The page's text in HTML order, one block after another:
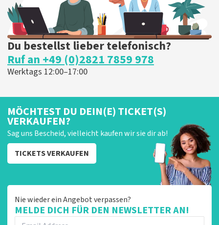
Du bestellst lieber telefonisch?
Ruf an +49 (0)2821 7859 978
Werktags 12:00–17:00
MÖCHTEST DU DEIN(E) TICKET(S)
VERKAUFEN?
Sag uns Bescheid, vielleicht kaufen wir sie dir ab!
TICKETS VERKAUFEN
Nie wieder ein Angebot verpassen?
MELDE DICH FÜR DEN NEWSLETTER AN!